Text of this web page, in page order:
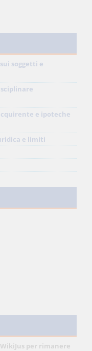
soggetti e
e ipoteche
e limiti
per rimanere